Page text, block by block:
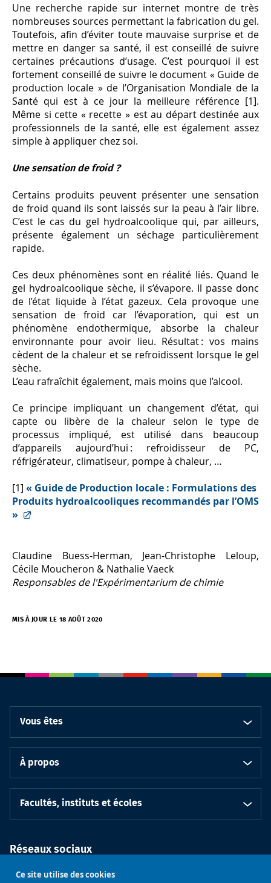
Ce site utilise des cookies
Une recherche rapide sur internet montre de très
nombreuses sources permettant la fabrication du gel.
Toutefois, afin d’éviter toute mauvaise surprise et de
mettre en danger sa santé, il est conseillé de suivre
certaines précautions d’usage. C’est pourquoi il est
fortement conseillé de suivre le document « Guide de
production locale » de l’Organisation Mondiale de la
Santé qui est à ce jour la meilleure référence [1].
Même si cette « recette » est au départ destinée aux
professionnels de la santé, elle est également assez
simple à appliquer chez soi.
Une sensation de froid ?
Certains produits peuvent présenter une sensation
de froid quand ils sont laissés sur la peau à l’air libre.
C’est le cas du gel hydroalcoolique qui, par ailleurs,
présente également un séchage particulièrement
rapide.
Ces deux phénomènes sont en réalité liés. Quand le
gel hydroalcoolique sèche, il s’évapore. Il passe donc
de l’état liquide à l’état gazeux. Cela provoque une
sensation de froid car l’évaporation, qui est un
phénomène endothermique, absorbe la chaleur
environnante pour avoir lieu. Résultat : vos mains
cèdent de la chaleur et se refroidissent lorsque le gel
sèche.
L’eau rafraîchit également, mais moins que l’alcool.
Ce principe impliquant un changement d’état, qui
capte ou libère de la chaleur selon le type de
processus impliqué, est utilisé dans beaucoup
d’appareils aujourd’hui : refroidisseur de PC,
réfrigérateur, climatiseur, pompe à chaleur, …
[1] « Guide de Production locale : Formulations des
Produits hydroalcooliques recommandés par l’OMS
»
Claudine Buess-Herman, Jean-Christophe Leloup,
Cécile Moucheron & Nathalie Vaeck
Responsables de l'Expérimentarium de chimie
MIS À JOUR LE 18 AOÛT 2020
Vous êtes
À propos
Facultés, instituts et écoles
Réseaux sociaux
Instagram